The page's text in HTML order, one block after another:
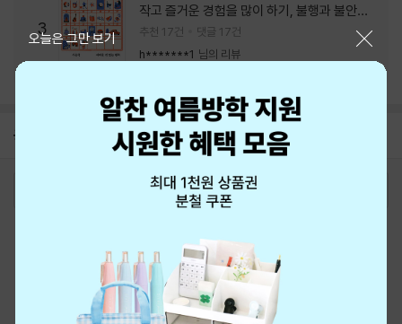
3
작고 즐거운 경험을 많이 하기, 불행과 불안을
회피하지 말기, 그리고 좋은 사람을 많이 만나
기.
추천 17건
댓글 17건
h*******1 님의 리뷰
공지 8월 신용카드 무이자할부 안내
오늘은 그만 보기
최근 본 상품
eBook 1:1문의/채팅상담
예스이십사(주) 사업자 정보
이용약관
개인정보처리방침
청소년보호정책
PC버전
회사소개 거래처관계자께